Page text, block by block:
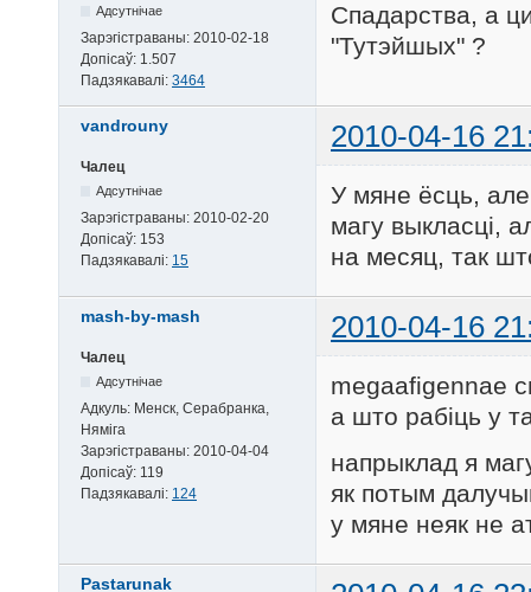
Адсутнічае
Зарэгістраваны: 2010-02-18
Допісаў: 1.507
Падзякавалі: 3464
Спадарства, а
"Тутэйшых" ?
vandrouny 2010-04-16
Чалец
Адсутнічае
Зарэгістраваны: 2010-02-20
Допісаў: 153
Падзякавалі: 15
У мяне ёсць, але
магу выкласці,
на месяц, так
mash-by-mash 2010-04-16
Чалец
Адсутнічае
Адкуль: Менск, Серабранка,
Няміга
Зарэгістраваны: 2010-04-04
Допісаў: 119
Падзякавалі: 124
megaafigennae
а што рабіць у
напрыклад я
як потым
у мяне неяк не
Pastarunak